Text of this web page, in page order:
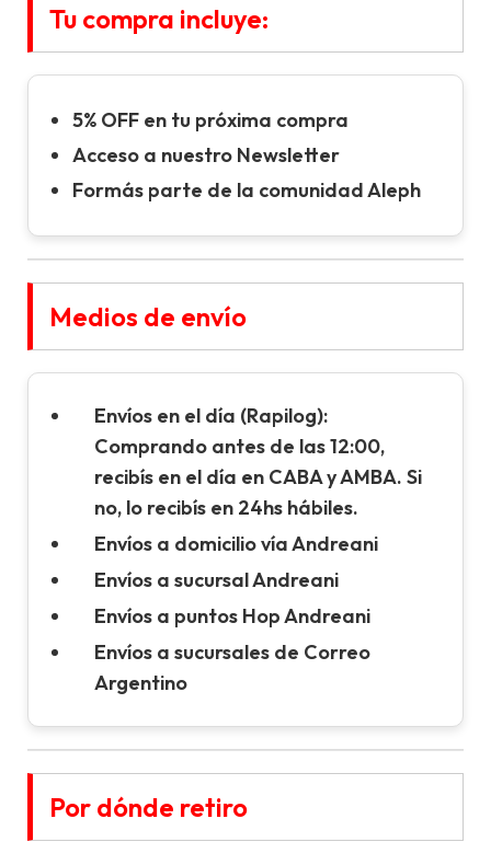
Tu compra incluye:
5% OFF en tu próxima compra
Acceso a nuestro Newsletter
Formás parte de la comunidad Aleph
Medios de envío
Envíos en el día (Rapilog):
Comprando antes de las 12:00,
recibís en el día en CABA y AMBA. Si
no, lo recibís en 24hs hábiles.
Envíos a domicilio vía Andreani
Envíos a sucursal Andreani
Envíos a puntos Hop Andreani
Envíos a sucursales de Correo
Argentino
Por dónde retiro